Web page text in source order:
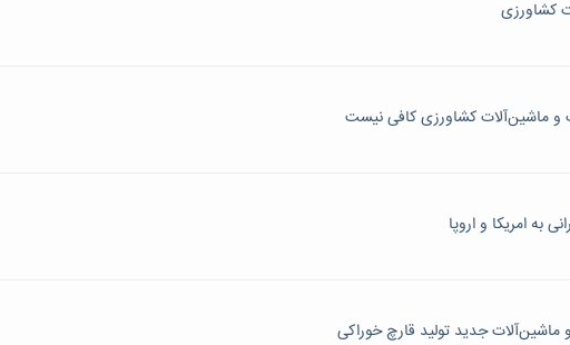
و ماشین‌آلات کشاورزی کافی نیست
به امریکا و اروپا
ماشین‌آلات جدید تولید قارچ خوراکی